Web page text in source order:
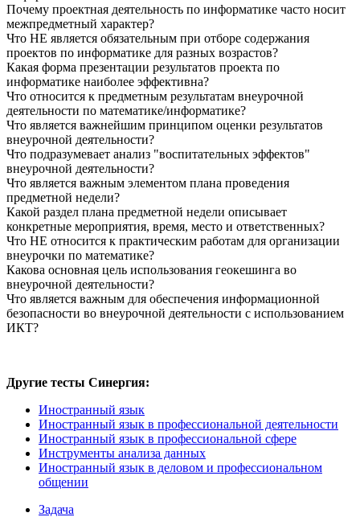
Почему проектная деятельность по информатике часто носит
межпредметный характер?
Что НЕ является обязательным при отборе содержания
проектов по информатике для разных возрастов?
Какая форма презентации результатов проекта по
информатике наиболее эффективна?
Что относится к предметным результатам внеурочной
деятельности по математике/информатике?
Что является важнейшим принципом оценки результатов
внеурочной деятельности?
Что подразумевает анализ "воспитательных эффектов"
внеурочной деятельности?
Что является важным элементом плана проведения
предметной недели?
Какой раздел плана предметной недели описывает
конкретные мероприятия, время, место и ответственных?
Что НЕ относится к практическим работам для организации
внеурочки по математике?
Какова основная цель использования геокешинга во
внеурочной деятельности?
Что является важным для обеспечения информационной
безопасности во внеурочной деятельности с использованием
ИКТ?
Другие тесты Синергия:
Иностранный язык
Иностранный язык в профессиональной деятельности
Иностранный язык в профессиональной сфере
Инструменты анализа данных
Иностранный язык в деловом и профессиональном
общении
Задача